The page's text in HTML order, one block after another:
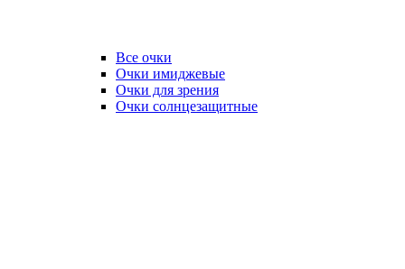
Все очки
Очки имиджевые
Очки для зрения
Очки солнцезащитные